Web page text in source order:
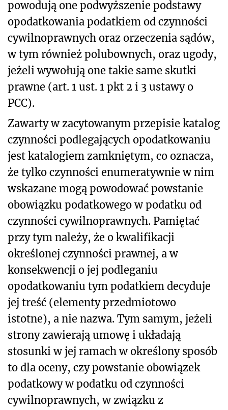
powodują one podwyższenie podstawy
opodatkowania podatkiem od czynności
cywilnoprawnych oraz orzeczenia sądów,
w tym również polubownych, oraz ugody,
jeżeli wywołują one takie same skutki
prawne (art. 1 ust. 1 pkt 2 i 3 ustawy o
PCC).
Zawarty w zacytowanym przepisie katalog
czynności podlegających opodatkowaniu
jest katalogiem zamkniętym, co oznacza,
że tylko czynności enumeratywnie w nim
wskazane mogą powodować powstanie
obowiązku podatkowego w podatku od
czynności cywilnoprawnych. Pamiętać
przy tym należy, że o kwalifikacji
określonej czynności prawnej, a w
konsekwencji o jej podleganiu
opodatkowaniu tym podatkiem decyduje
jej treść (elementy przedmiotowo
istotne), a nie nazwa. Tym samym, jeżeli
strony zawierają umowę i układają
stosunki w jej ramach w określony sposób
to dla oceny, czy powstanie obowiązek
podatkowy w podatku od czynności
cywilnoprawnych, w związku z